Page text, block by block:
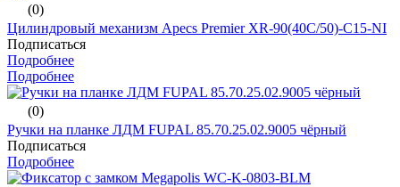
(0)
Цилиндровый механизм Apecs Premier XR-90(40C/50)-C15-NI
Подписаться
Подробнее
Подробнее
(0)
Ручки на планке ЛДМ FUPAL 85.70.25.02.9005 чёрный
Подписаться
Подробнее